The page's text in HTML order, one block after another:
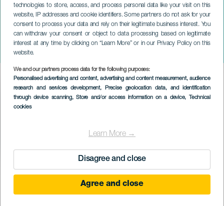
technologies to store, access, and process personal data like your visit on this
website, IP addresses and cookie identifiers. Some partners do not ask for your
consent to process your data and rely on their legitimate business interest. You
can withdraw your consent or object to data processing based on legitimate
interest at any time by clicking on “Learn More” or in our Privacy Policy on this
website.
We and our partners process data for the following purposes:
Personalised advertising and content, advertising and content measurement, audience
research and services development, Precise geolocation data, and identification
through device scanning, Store and/or access information on a device, Technical
cookies
Learn More →
Disagree and close
Agree and close
Martita de Graná: ¡Martita
sea!
ТЕНЕРИФЕ
Imagen
Listado